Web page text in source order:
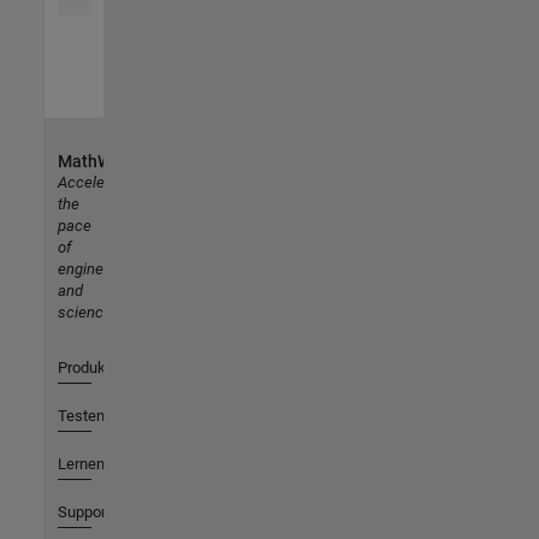
MathWorks
Accelerating
the
pace
of
engineering
and
science
Produkte
Testen oder Kaufen
Lernen
Support